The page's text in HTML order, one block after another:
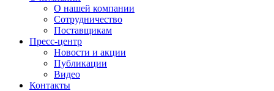
О нашей компании
Сотрудничество
Поставщикам
Пресс-центр
Новости и акции
Публикации
Видео
Контакты